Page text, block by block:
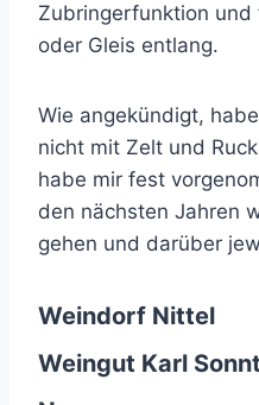
Zubringerfunktion
oder Gleis entlang.
Wie angekündigt,
nicht mit Zelt und
habe mir fest
den nächsten Jahren
gehen und darüber
Weindorf Nittel
Weingut Karl